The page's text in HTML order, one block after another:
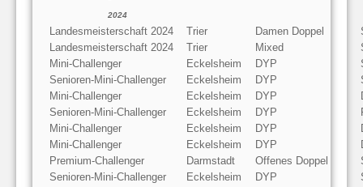
2024
Landesmeisterschaft 2024 Trier Damen Doppel
Landesmeisterschaft 2024
Trier Mixed
Mini-Challenger
Eckelsheim DYP
Senioren-Mini-Challenger
Eckelsheim DYP
Mini-Challenger
Eckelsheim DYP
Senioren-Mini-Challenger
Eckelsheim DYP
Mini-Challenger
Eckelsheim DYP
Mini-Challenger
Eckelsheim DYP
Premium-Challenger
Darmstadt Offenes Doppel
Senioren-Mini-Challenger
Eckelsheim DYP